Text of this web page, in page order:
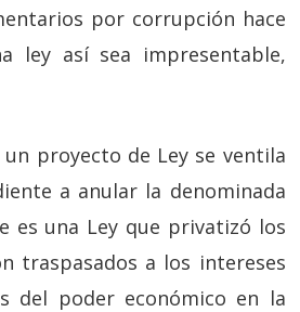
por corrupción hace
ley así sea impresentable,
proyecto de Ley se ventila
a anular la denominada
es una Ley que privatizó los
traspasados a los intereses
del poder económico en la